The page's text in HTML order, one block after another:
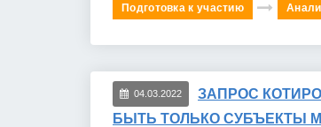
Подготовка к участию
04.03.2022
ЗАПРОС
БЫТЬ ТОЛЬКО СУБЪЕКТЫ